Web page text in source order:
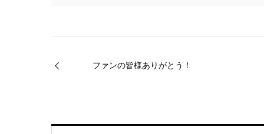
ファンの皆様ありがとう！